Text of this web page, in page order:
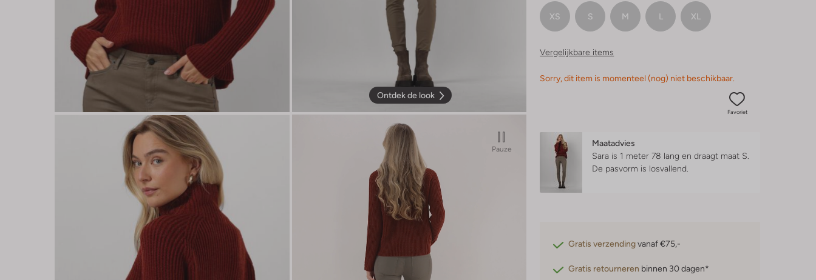
Ontdek de look
Pauze
XS S M L XL
Vergelijkbare items
Sorry, dit item is momenteel (nog) niet beschikbaar.
Favoriet
Maatadvies
Sara is 1 meter 78 lang en draagt maat S.
De pasvorm is losvallend
Gratis verzendingvanaf €75,-
Gratis retourneren binnen 30 dagen*